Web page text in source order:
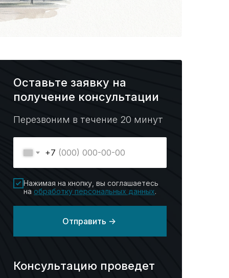
Оставьте заявку на
получение консультации
Консультацию проведет
Перезвоним в течение 20 минут
+7
Нажимая на кнопку, вы соглашаетесь
на обработку персональных данных.
Отправить ->